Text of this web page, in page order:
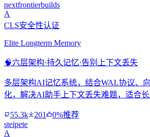
nextfrontierbuilds
A
CLS安全性认证
Elite Longterm Memory
🧠六层架构·持久记忆·告别上下文丢失
多层架构AI记忆系统，结合WAL协议、
化，解决AI助手上下文丢失难题，适合长
55.3k 201
0%推荐
steipete
A